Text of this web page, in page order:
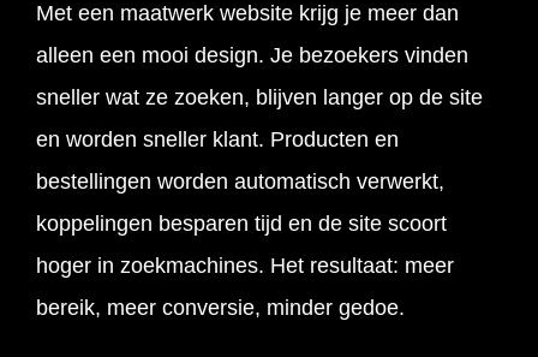
Met een maatwerk website krijg je meer dan
alleen een mooi design. Je bezoekers vinden
sneller wat ze zoeken, blijven langer op de site
en worden sneller klant. Producten en
bestellingen worden automatisch verwerkt,
koppelingen besparen tijd en de site scoort
hoger in zoekmachines. Het resultaat: meer
bereik, meer conversie, minder gedoe.